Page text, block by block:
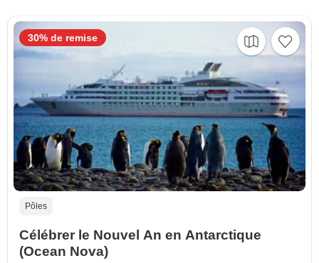
Pôles
Célébrer le Nouvel An en Antarctique
(Ocean Nova)
30% de remise